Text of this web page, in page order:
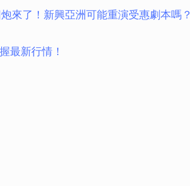
來了！新興亞洲可能重演受惠劇本嗎？
最新行情！
取消